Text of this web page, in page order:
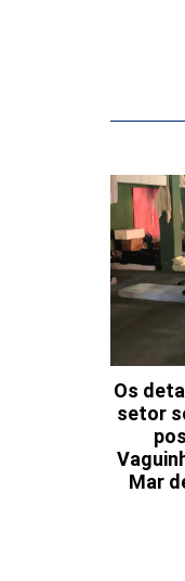
Os
setor
Mar